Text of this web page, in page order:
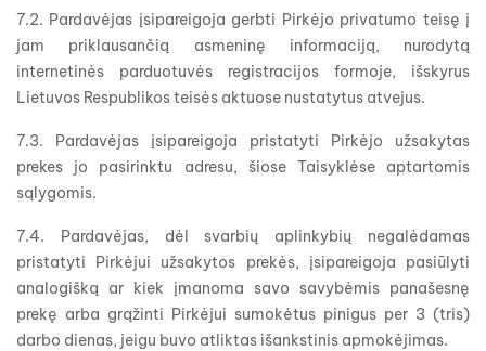
7.2. Pardavėjas įsipareigoja gerbti Pirkėjo privatumo teisę į
jam priklausančią asmeninę informaciją, nurodytą
internetinės parduotuvės registracijos formoje, išskyrus
Lietuvos Respublikos teisės aktuose nustatytus atvejus.
7.3. Pardavėjas įsipareigoja pristatyti Pirkėjo užsakytas
prekes jo pasirinktu adresu, šiose Taisyklėse aptartomis
sąlygomis.
7.4. Pardavėjas, dėl svarbių aplinkybių negalėdamas
pristatyti Pirkėjui užsakytos prekės, įsipareigoja pasiūlyti
analogišką ar kiek įmanoma savo savybėmis panašesnę
prekę arba grąžinti Pirkėjui sumokėtus pinigus per 3 (tris)
darbo dienas, jeigu buvo atliktas išankstinis apmokėjimas.